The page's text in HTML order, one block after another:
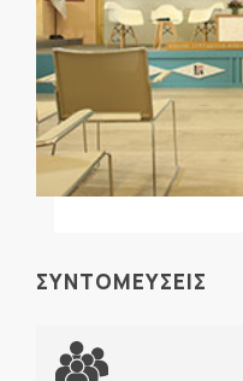
ΣΥΝΤΟΜΕΥΣΕΙΣ